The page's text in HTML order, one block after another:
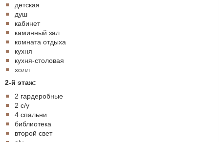
детская
душ
кабинет
каминный зал
комната отдыха
кухня
кухня-столовая
холл
2-й этаж:
2 гардеробные
2 с/у
4 спальни
библиотека
второй свет